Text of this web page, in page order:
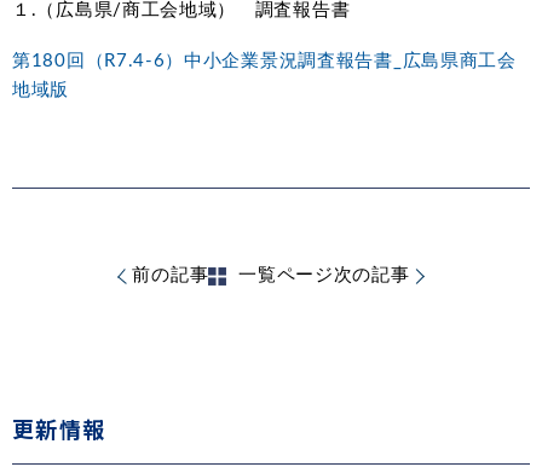
１.（広島県/商工会地域） 調査報告書
第180回（R7.4-6）中小企業景況調査報告書_広島県商工会
地域版
前の記事 一覧ページ 次の記事
更新情報